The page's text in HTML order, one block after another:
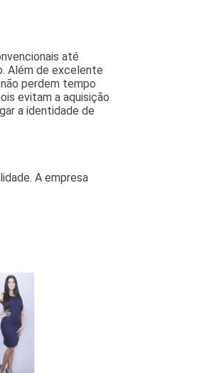
até
Além de excelente
perdem tempo
evitam a aquisição
a identidade de
A empresa